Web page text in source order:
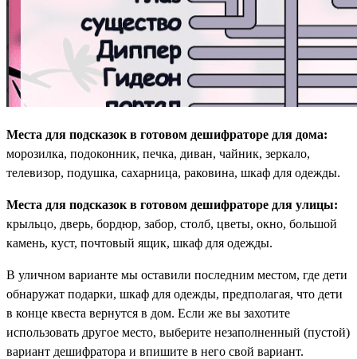
Места для подсказок в готовом дешифраторе для дома:
морозилка, подоконник, печка, диван, чайник, зеркало,
телевизор, подушка, сахарница, раковина, шкаф для одежды.
Места для подсказок в готовом дешифраторе для улицы:
крыльцо, дверь, бордюр, забор, столб, цветы, окно, большой
камень, куст, почтовый ящик, шкаф для одежды.
В уличном варианте мы оставили последним местом, где дети
обнаружат подарки, шкаф для одежды, предполагая, что дети
в конце квеста вернутся в дом. Если же вы захотите
использовать другое место, выберите незаполненный (пустой)
вариант дешифратора и впишите в него свой вариант.